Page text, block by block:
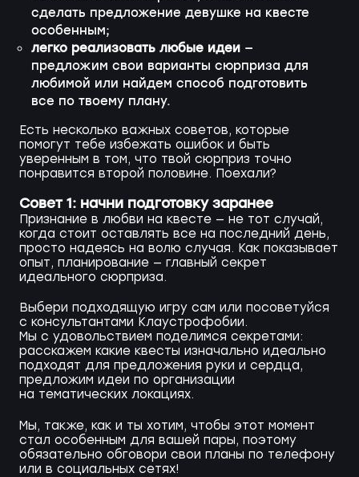
сделать предложение девушке на квесте
особенным;
легко реализовать любые идеи—
предложим свои варианты сюрприза для
любимой или найдем способ подготовить
все по твоему плану.
Есть несколько важных советов, которые
помогут тебе избежать ошибок и быть
уверенным в том, что твой сюрприз точно
понравится второй половине. Поехали?
Совет 1: начни подготовку заранее
Признание в любви на квесте — не тот случай,
когда стоит оставлять все на последний день,
просто надеясь на волю случая. Как показывает
опыт, планирование — главный секрет
идеального сюрприза.
Выбери подходящую игру сам или посоветуйся
с консультантами Клаустрофобии.
Мы с удовольствием поделимся секретами:
расскажем какие квесты изначально идеально
подходят для предложения руки и сердца,
предложим идеи по организации
на тематических локациях.
Мы, также, как и ты хотим, чтобы этот момент
стал особенным для вашей пары, поэтому
обязательно обговори свои планы по телефону
или в социальных сетях!